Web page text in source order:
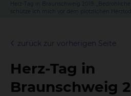
Herz-Tag in Braunschweig 2019:
schütze ich mich vor dem plötzlichen
zurück zur vorherigen Seite
Herz-Tag in
Braunschweig